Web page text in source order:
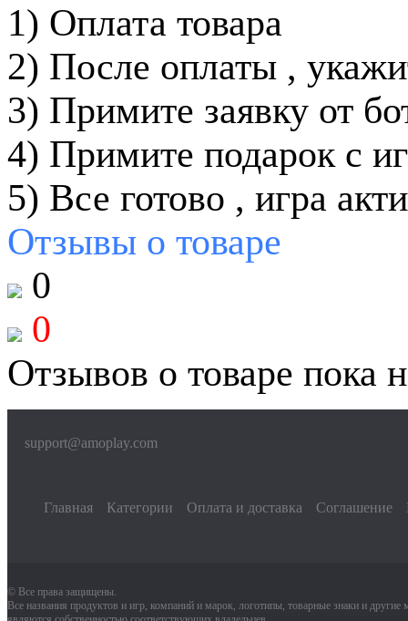
1) Оплата товара
2) После оплаты ,
3) Примите заявку от
4) Примите подарок с
5) Все готово , игра
Отзывы о товаре
0
0
Отзывов о товаре пока
support@amoplay.com
Главная Категории Оплата и доставка Соглашение
© Все права защищены.
Все названия продуктов и игр, компаний и марок, логотипы, товарные знаки и другие